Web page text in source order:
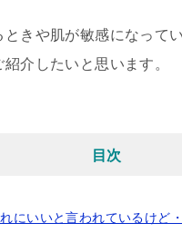
きや肌が敏感になって
介したいと思います。
目次
にいいと言われているけど・